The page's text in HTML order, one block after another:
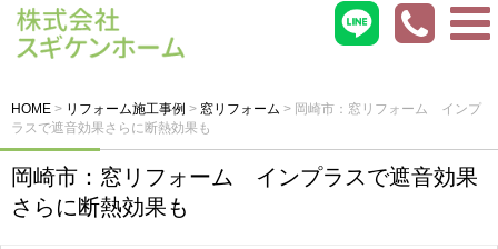
HOME > リフォーム施工事例 > 窓リフォーム > 岡崎市：窓リフォーム インプ
ラスで遮音効果さらに断熱効果も
岡崎市：窓リフォーム インプラスで遮音効果
さらに断熱効果も